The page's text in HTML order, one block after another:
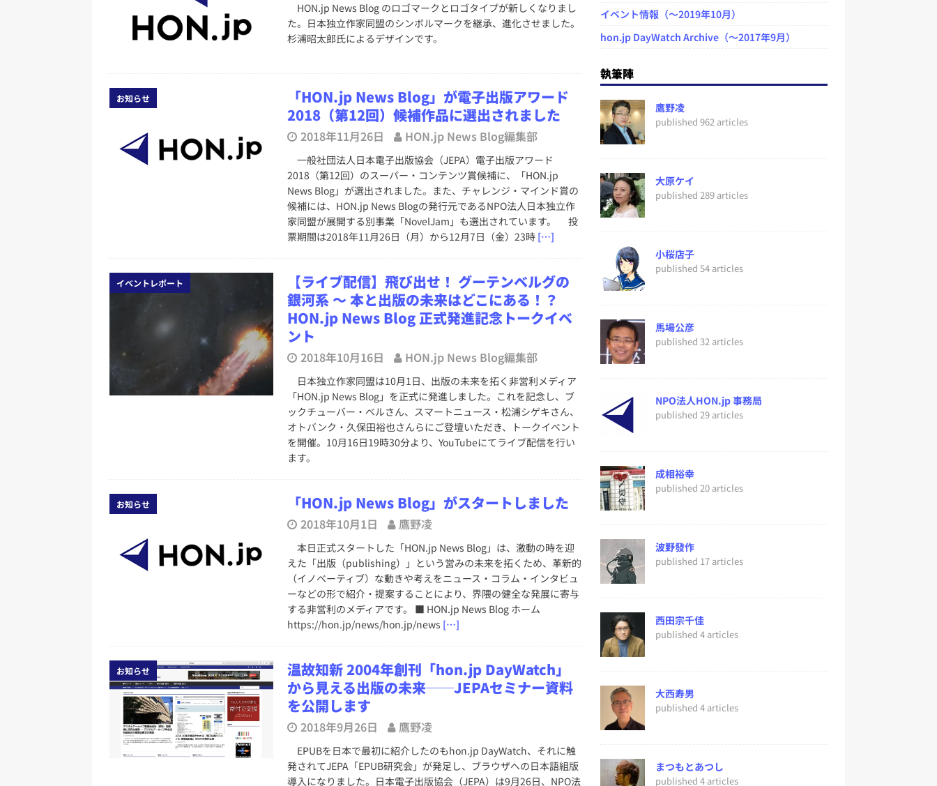
HON.jp News Blog のロゴマークとロゴタイプが新しくなりまし
た。日本独立作家同盟のシンボルマークを継承、進化させました。
杉浦昭太郎氏によるデザインです。
お知らせ
「HON.jp News Blog」が電子出版アワード
2018（第12回）候補作品に選出されました
2018年11月26日 HON.jp News Blog編集部
一般社団法人日本電子出版協会（JEPA）電子出版アワード
2018（第12回）のスーパー・コンテンツ賞候補に、「HON.jp
News Blog」が選出されました。また、チャレンジ・マインド賞の
候補には、HON.jp News Blogの発行元であるNPO法人日本独立作
家同盟が展開する別事業「NovelJam」も選出されています。 投
票期間は2018年11月26日（月）から12月7日（金）23時 […]
イベントレポート
【ライブ配信】飛び出せ！ グーテンベルグの
銀河系 ～ 本と出版の未来はどこにある！？
HON.jp News Blog 正式発進記念トークイベ
ント
2018年10月16日 HON.jp News Blog編集部
日本独立作家同盟は10月1日、出版の未来を拓く非営利メディア
「HON.jp News Blog」を正式に発進しました。これを記念し、ブ
ックチューバー・ベルさん、スマートニュース・松浦シゲキさん、
オトバンク・久保田裕也さんらにご登壇いただき、トークイベント
を開催。10月16日19時30分より、YouTubeにてライブ配信を行い
ます。
お知らせ 「HON.jp News Blog」がスタートしました
2018年10月1日 鷹野凌
本日正式スタートした「HON.jp News Blog」は、激動の時を迎
えた「出版（publishing）」という営みの未来を拓くため、革新的
（イノベーティブ）な動きや考えをニュース・コラム・インタビュ
ーなどの形で紹介・提案することにより、界隈の健全な発展に寄与
する非営利のメディアです。 ■ HON.jp News Blog ホーム
https://hon.jp/news/hon.jp/news […]
お知らせ
温故知新 2004年創刊「hon.jp DayWatch」
から見える出版の未来──JEPAセミナー資料
を公開します
2018年9月26日 鷹野凌
EPUBを日本で最初に紹介したのもhon.jp DayWatch、それに触
発されてJEPA「EPUB研究会」が発足し、ブラウザへの日本語組版
導入になりました。日本電子出版協会（JEPA）は9月26日、NPO法
イベント情報（～2019年10月）
hon.jp DayWatch Archive（～2017年9月）
執筆陣
鷹野凌
published 962 articles
大原ケイ
published 289 articles
小桜店子
published 54 articles
馬場公彦
published 32 articles
NPO法人HON.jp 事務局
published 29 articles
成相裕幸
published 20 articles
波野發作
published 17 articles
西田宗千佳
published 4 articles
大西寿男
published 4 articles
まつもとあつし
published 4 articles